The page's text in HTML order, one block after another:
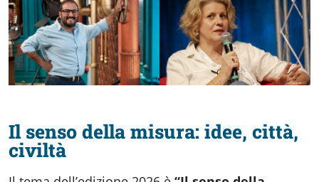
Il senso della misura: idee, città,
civiltà